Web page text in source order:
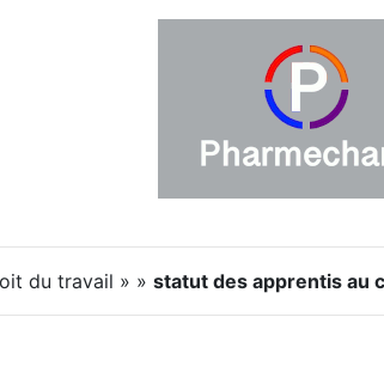
du travail » » statut des apprentis au